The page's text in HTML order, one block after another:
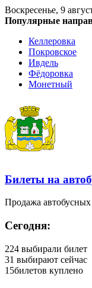
Воскресенье, 9
Популярные
Келлеровка
Покровское
Ивдель
Фёдоровка
Монетный
Билеты на
Продажа автобусных
Сегодня:
224 выбирали билет
31 выбирают сейчас
15билетов куплено